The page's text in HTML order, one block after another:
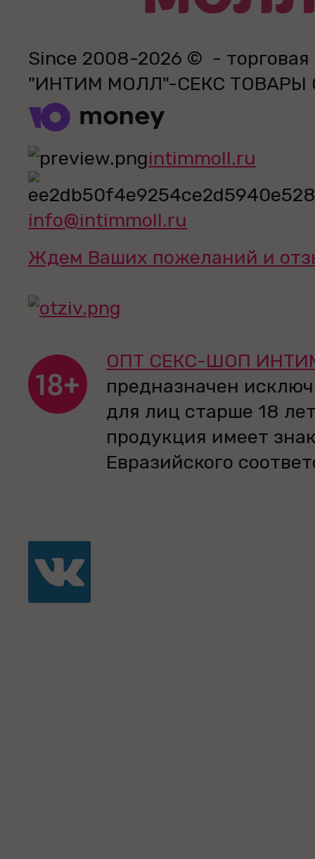
Since 2008-2026 © - торговая
"ИНТИМ МОЛЛ"-СЕКС
intimmoll.ru
info@intimmoll.ru
Ждем Ваших пожеланий и
ОПТ СЕКС-ШОП
предназначен
для лиц старше 18
продукция имеет
Евразийского